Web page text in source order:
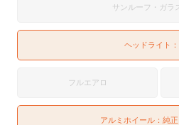
サンルーフ・ガラ
ヘッドライト：
フルエアロ
アルミホイール：純